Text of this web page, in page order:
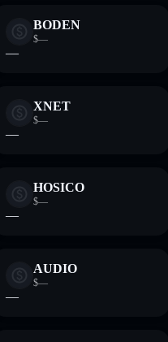
BODEN
$—
—
XNET
$—
—
HOSICO
$—
—
AUDIO
$—
—